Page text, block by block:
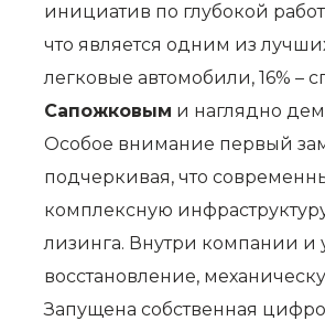
инициатив по глубокой
что является одним из
легковые автомобили, 16% –
Сапожковым и наглядно
Особое внимание первый
подчеркивая, что
комплексную
лизинга. Внутри компании и
восстановление,
Запущена собственная